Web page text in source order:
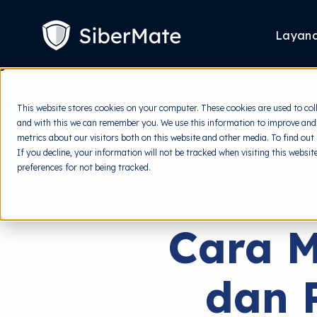
This website stores cookies on your computer. These cookies are used to
and with this we can remember you. We use this information to improve
metrics about our visitors both on this website and other media. To find
If you decline, your information will not be tracked when visiting this
preferences for not being tracked.
CONTENT
Cara
dan